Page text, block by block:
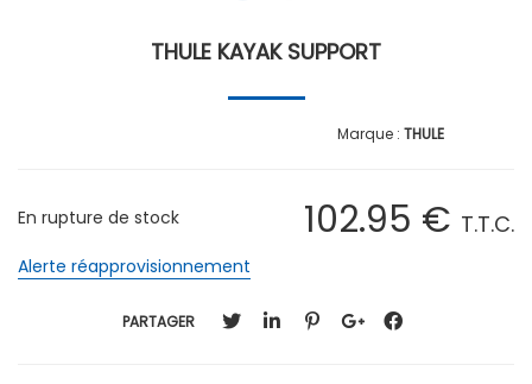
THULE KAYAK SUPPORT
THULE
102.95 € T.T.C.
En rupture de stock
Alerte réapprovisionnement
PARTAGER